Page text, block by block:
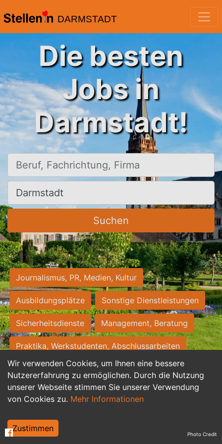
DARMSTADT
Wir verwenden Cookies, um Ihnen eine bessere
Nutzererfahrung zu ermöglichen. Durch die Nutzung
unserer Webseite stimmen Sie unserer Verwendung
von Cookies zu. Mehr Informationen
Zustimmen
Die besten
Jobs in
Darmstadt!
Beruf, Fachrichtung, Firma
Ort, Stadt
Suchen
Journalismus, PR, Medien, Kultur
Ausbildungsplätze Sonstige Dienstleistungen
Sicherheitsdienste Management, Beratung
Praktika, Werkstudenten, Abschlussarbeiten
Personalwesen Assistenz, Sekretariat
Hilfskräfte, Aushilfs- und Nebenjobs
Weiterbildung, Studium, duale Ausbildung Photo Credit